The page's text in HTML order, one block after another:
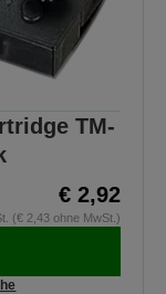
TM-
€ 2,92
(€ 2,43 ohne MwSt.)